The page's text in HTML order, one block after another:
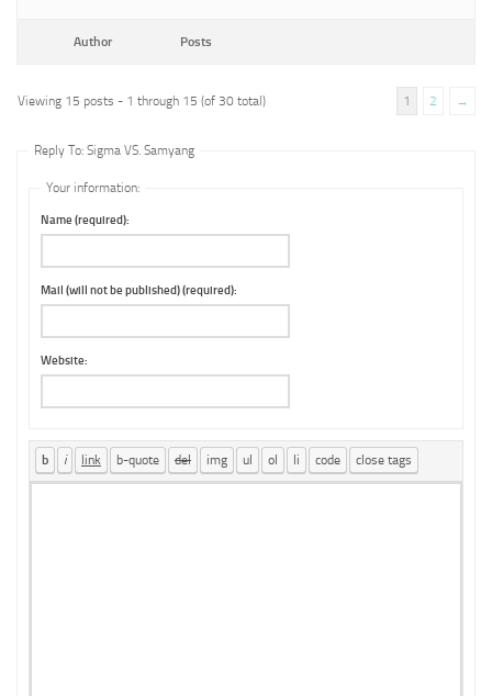
Author Posts
Viewing 15 posts - 1 through 15 (of 30 total) 1 2 →
Reply To: Sigma VS. Samyang
Your information:
Name (required):
Mail (will not be published) (required):
Website: